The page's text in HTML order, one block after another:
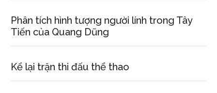
Phân tích hình tượng người lính trong Tây
Tiến của Quang Dũng
Kể lại trận thi đấu thể thao